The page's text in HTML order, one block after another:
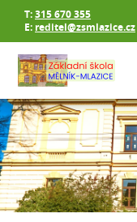
T:315 670 355
E: reditel@zsmlazice.cz